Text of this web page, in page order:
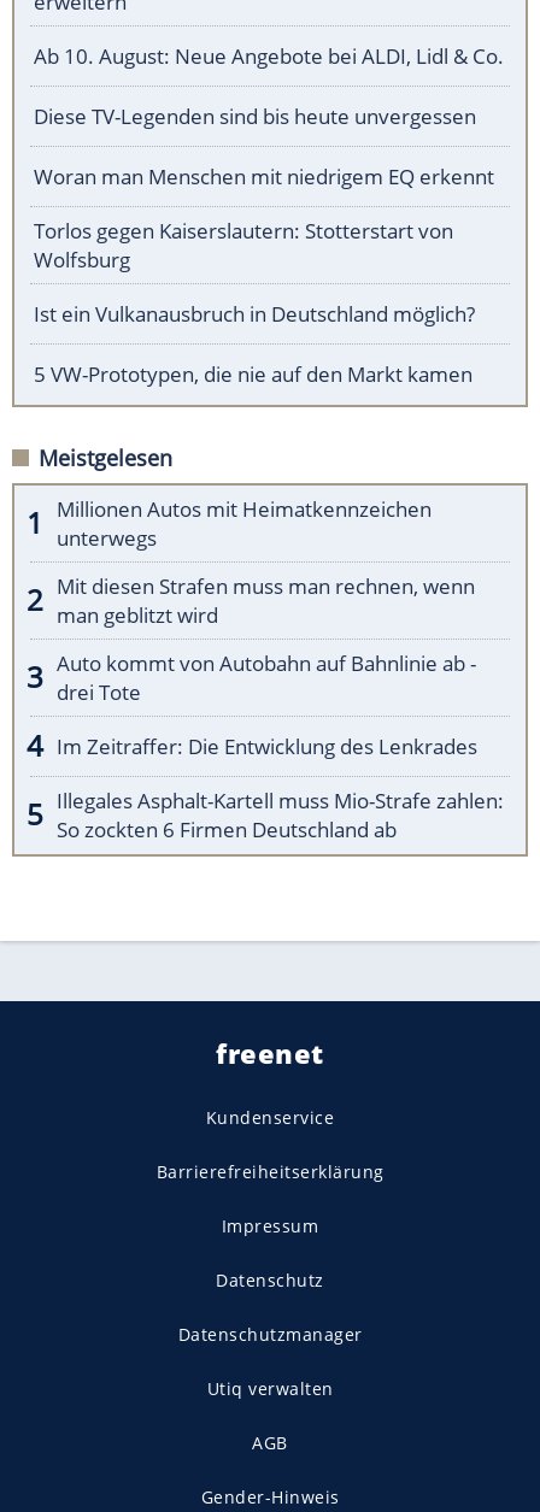
Ab 10. August: Neue Angebote bei ALDI, Lidl & Co.
Diese TV-Legenden sind bis heute unvergessen
Woran man Menschen mit niedrigem EQ erkennt
Torlos gegen Kaiserslautern: Stotterstart von
Wolfsburg
Ist ein Vulkanausbruch in Deutschland möglich?
5 VW-Prototypen, die nie auf den Markt kamen
Meistgelesen
Millionen Autos mit Heimatkennzeichen
unterwegs
Mit diesen Strafen muss man rechnen, wenn
man geblitzt wird
Auto kommt von Autobahn auf Bahnlinie ab -
drei Tote
Im Zeitraffer: Die Entwicklung des Lenkrades
Illegales Asphalt-Kartell muss Mio-Strafe zahlen:
So zockten 6 Firmen Deutschland ab
freenet
Kundenservice
Barrierefreiheitserklärung
Impressum
Datenschutz
Datenschutzmanager
Utiq verwalten
AGB
Gender-Hinweis